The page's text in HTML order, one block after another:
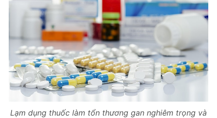
Lạm dụng thuốc làm tổn thương gan nghiêm trọng và